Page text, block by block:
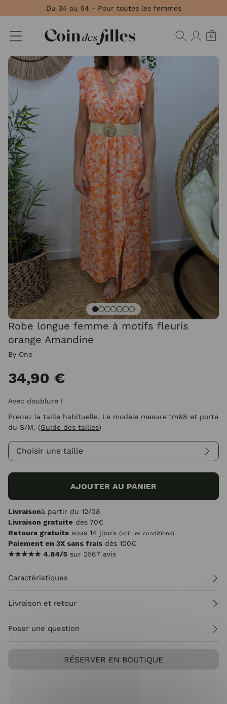
Du 34 au 54 - Pour toutes les femmes
0
Robe longue femme à motifs fleuris
orange Amandine
By One
34,90 €
Avec doublure !
Prenez la taille habituelle. Le modèle mesure 1m68 et porte
du S/M. (Guide des tailles)
Choisir une taille
AJOUTER AU PANIER
Livraisonà partir du 12/08
Livraison gratuite dès 70€
Retours gratuits sous 14 jours (voir les conditions)
Paiement en 3X sans frais dès 100€
★★★★★ 4.84/5 sur 2567 avis
Caractéristiques
Livraison et retour
Poser une question
RÉSERVER EN BOUTIQUE
Panneau de gestion des cookies